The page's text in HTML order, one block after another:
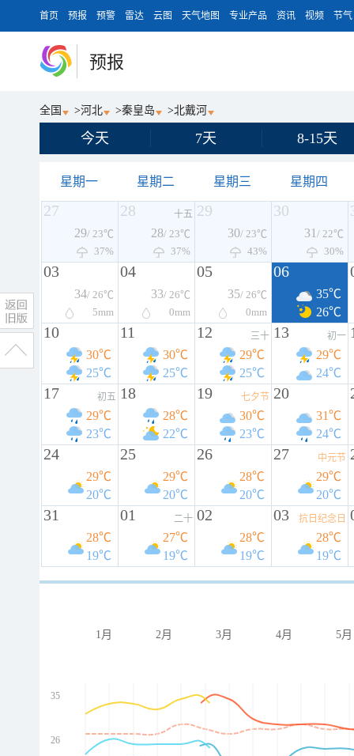
首页 预报 预警 雷达 云图 天气地图 专业产品 资讯 视频 节气
预报
全国 >河北 >秦皇岛 >北戴河
今天 7天 8-15天
星期一 星期二 星期三 星期四
27
29/ 23℃
37%
28 十五
28/ 23℃
37%
29
30/ 23℃
43%
30
31 / 22℃
30%
03
34/ 26℃
5mm
04
33/ 26℃
0mm
05
35/ 26℃
0mm
06
35℃
26℃
10
30℃
25℃
11
30℃
25℃
12 三十
29℃
25℃
13 初一
29℃
24℃
17 初五
29℃
23℃
18
28℃
22℃
19 七夕节
30℃
23℃
20
31℃
24℃
24
29℃
20℃
25
29℃
20℃
26
28℃
20℃
27 中元节
29℃
20℃
31
28℃
19℃
01 二十
27℃
19℃
02
28℃
19℃
03 抗日纪念日
28℃
19℃
1月 2月 3月 4月 5月
35
26